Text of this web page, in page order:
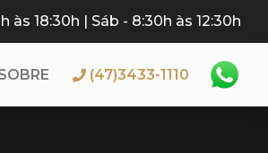
às 18:30h | Sáb - 8:30h às 12:30h
(47)3433-1110